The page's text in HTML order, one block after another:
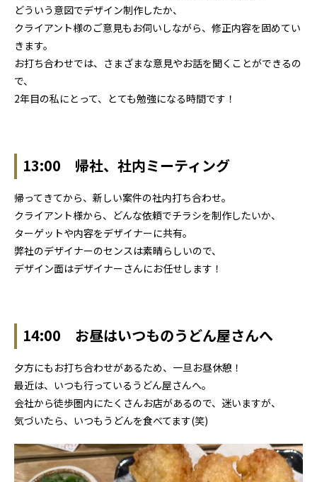
どういう意図でデザイン制作したか、
クライアント様のご意見もお伺いしながら、修正内容を固めてい
きます。
お打ち合わせでは、さまざまな意見やお話を聞くことができるの
で、
2年目の私にとって、とても勉強になる時間です！
13:00 帰社、社内ミーティング
帰ってきてから、新しい案件の社内打ち合わせ。
クライアント様から、どんな依頼でチラシを制作したいか、
ターゲットや内容をデザイナーに共有。
弊社のデザイナーのセンスは素晴らしいので、
デザイン面はデザイナーさんにお任せします！
14:00 お昼はいつものうどん屋さんへ
夕方にもお打ち合わせがあるため、一旦お昼休憩！
最近は、いつも行っているうどん屋さんへ。
会社から徒歩圏内にたくさんお店があるので、迷いますが、
気づいたら、いつもうどんを食べてます(笑)